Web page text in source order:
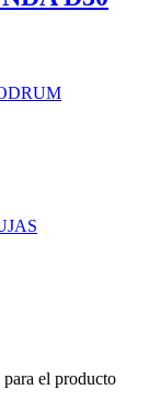
el producto